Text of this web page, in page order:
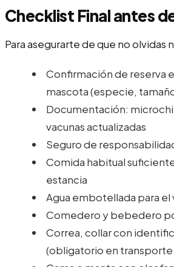
Checklist Final antes
Para asegurarte de que no olvidas
Confirmación de reserva
mascota (especie,
Documentación:
vacunas actualizadas
Seguro de
Comida habitual
estancia
Agua embotellada para el
Comedero y bebedero
Correa, collar con
(obligatorio en